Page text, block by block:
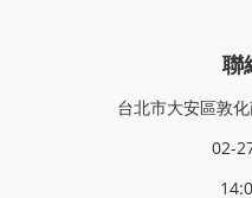
聯
台北市大安區敦
02-